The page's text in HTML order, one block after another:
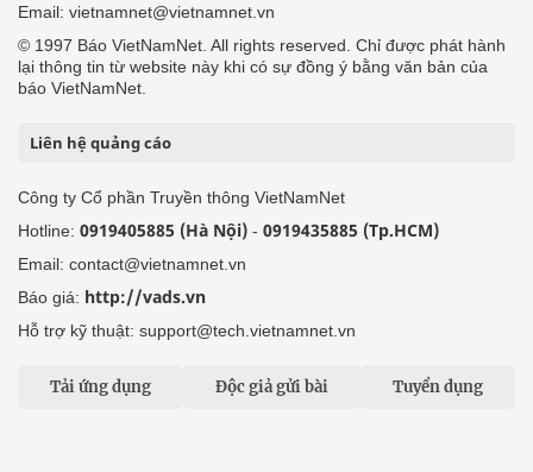
Email: vietnamnet@vietnamnet.vn
© 1997 Báo VietNamNet. All rights reserved. Chỉ được phát hành
lại thông tin từ website này khi có sự đồng ý bằng văn bản của
báo VietNamNet.
Liên hệ quảng cáo
Công ty Cổ phần Truyền thông VietNamNet
Hotline: 0919405885 (Hà Nội) - 0919435885 (Tp.HCM)
Email: contact@vietnamnet.vn
Báo giá: http://vads.vn
Hỗ trợ kỹ thuật: support@tech.vietnamnet.vn
Tải ứng dụng Độc giả gửi bài Tuyển dụng